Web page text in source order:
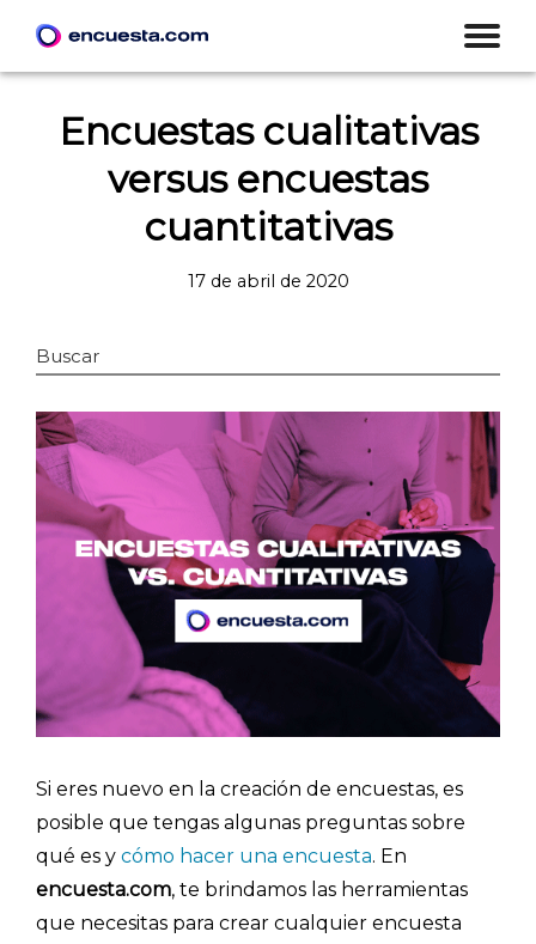
Encuestas cualitativas
versus encuestas
cuantitativas
17 de abril de 2020
Buscar
Si eres nuevo en la creación de encuestas, es
posible que tengas algunas preguntas sobre
qué es y cómo hacer una encuesta. En
encuesta.com, te brindamos las herramientas
que necesitas para crear cualquier encuesta